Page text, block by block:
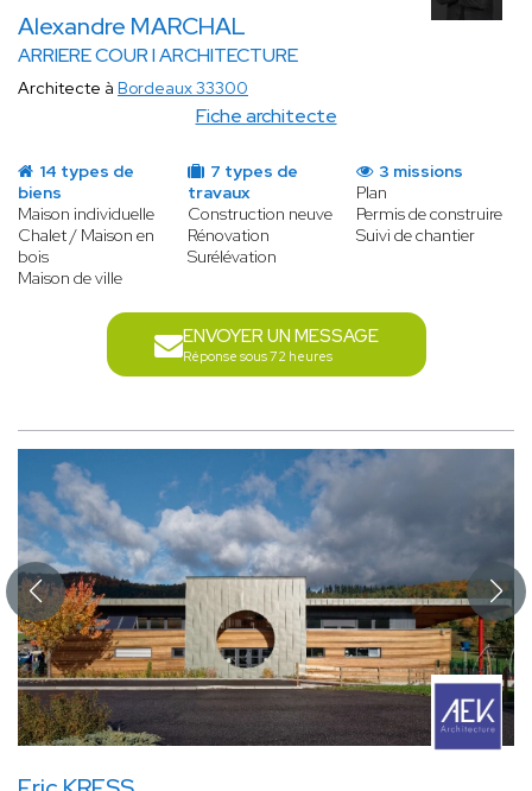
Alexandre MARCHAL
ARRIERE COUR I ARCHITECTURE
Fiche architecte
Architecte à Bordeaux 33300
14 types de
biens
Maison individuelle
Chalet / Maison en
bois
Maison de ville
7 types de
travaux
Construction neuve
Rénovation
Surélévation
3 missions
Plan
Permis de construire
Suivi de chantier
ENVOYER UN MESSAGE
Réponse sous 72 heures